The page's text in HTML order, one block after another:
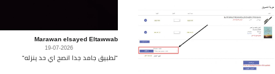
Marawan elsayed Eltawwab
19-07-2026
"تطبيق جامد جدا انصح اي حد ينزله"